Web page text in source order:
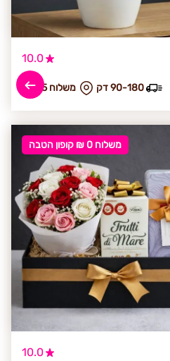
10.0
₪ משלוח 35 90-180 דק
משלוח 0 ₪ קופון הטבה
10.0